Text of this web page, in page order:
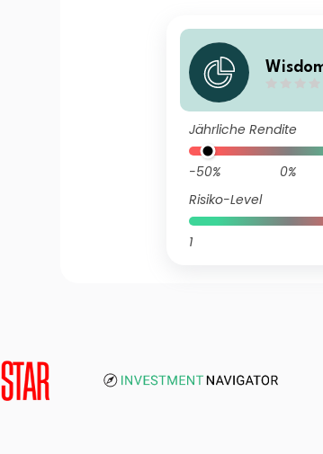
dged
Jährliche Rendite
-50% 0%
Risiko-Level
1